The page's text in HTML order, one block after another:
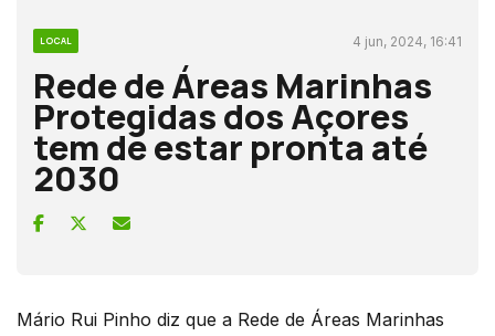
LOCAL 4 jun, 2024, 16:41
Rede de Áreas Marinhas
Protegidas dos Açores
tem de estar pronta até
2030
Mário Rui Pinho diz que a Rede de Áreas Marinhas